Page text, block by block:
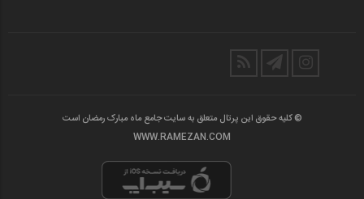
© کلیه حقوق این پرتال متعلق به سایت جامع ماه مبارک رمضان است
WWW.RAMEZAN.COM